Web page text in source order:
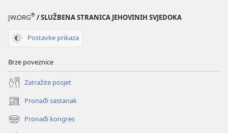
JW.ORG® / SLUŽBENA STRANICA JEHOVINIH SVJEDOKA
Postavke prikaza
Brze poveznice
Zatražite posjet
Pronađi sastanak
(otvara
se
novi
Pronađi kongres
(otvara